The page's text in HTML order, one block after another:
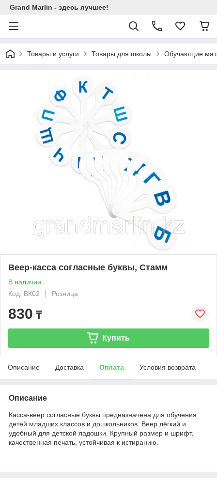
Grand Marlin - здесь лучшее!
Товары и услуги Товары для школы Обучающие
Веер-касса согласные буквы, Стамм
В наличии
Код: ВК02
Розница
830 ₸
Купить
Описание Доставка Оплата Условия возврата
Описание
Касса-веер согласные буквы предназначена для обучения
детей младших классов и дошкольников. Веер лёгкий и
удобный для детской ладошки. Крупный размер и шрифт,
качественная печать, устойчивая к истиранию.